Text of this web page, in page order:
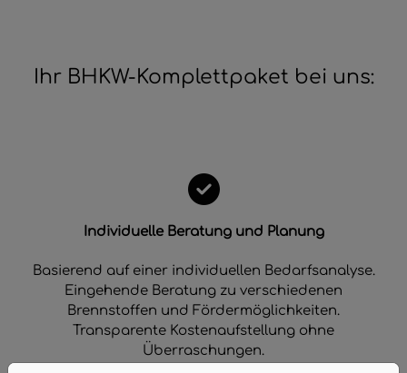
Ihr BHKW-Komplettpaket bei uns:
Individuelle Beratung und Planung
Basierend auf einer individuellen Bedarfsanalyse.
Eingehende Beratung zu verschiedenen
Brennstoffen und Fördermöglichkeiten.
Transparente Kostenaufstellung ohne
Überraschungen.